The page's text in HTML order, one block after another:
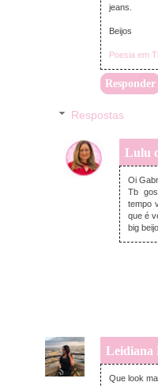
jeans.
Beijos
Poesia em
Responder
Respostas
Lulu
Oi
Tb
tempo
que é
big
Leidiana
Que look